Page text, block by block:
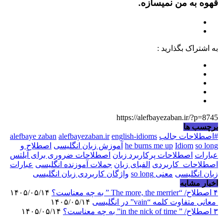
قهوه به من نمیسازه.
به اشتراک بگذارید :
https://alefbayezaban.ir/?p=8745
برچسب ها
#اصطلاحات جالب
alefbaye zaban alefbayezaban.ir english-idioms
he burns me up Idiom so long آموزش زبان انگلیسی اصطلاح و
عبارات اصطلاحات پرکاربرد زبان اصطلاحات ضروری برای آیلتس
اصطلاحات_کاربردی الفبای زبان جملات آموزنده انگلیسی عبارات
زبان انگلیسی معنی so long
واژگان کاربردی زبان انگلیسی
اخبار مشابه
۴ اصطلاح/ “The more, the merrier ” به چه معناست؟
معانی متفاوت کلمه “vain” در انگلیسی
۳ اصطلاح/ ” in the nick of time” به چه معناست؟